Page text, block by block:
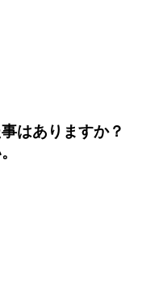
はありますか？